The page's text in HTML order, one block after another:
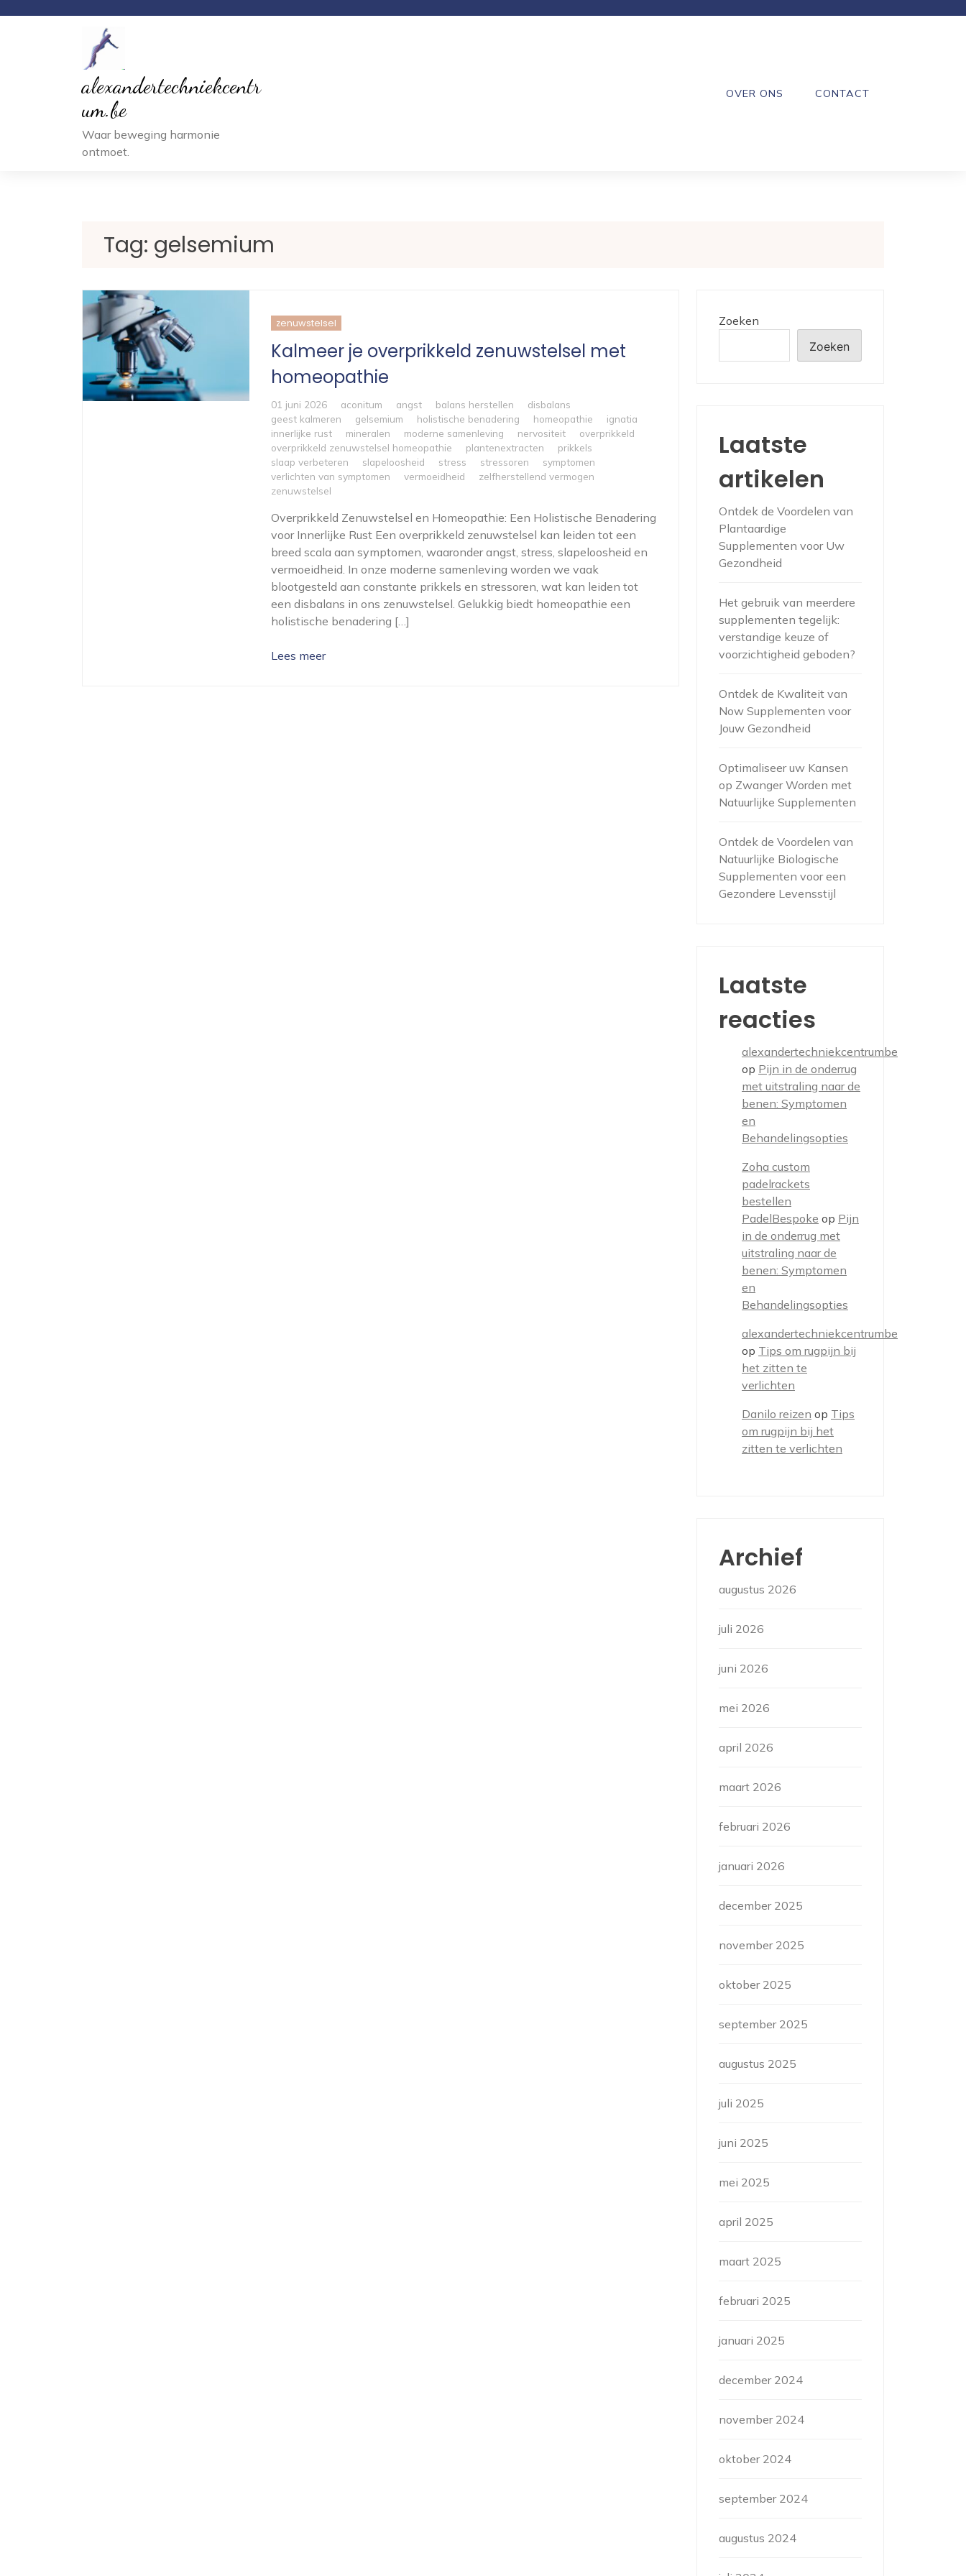
alexandertechniekcentr
um.be
Waar beweging harmonie
ontmoet.
OVER ONS CONTACT
Tag: gelsemium
zenuwstelsel
Kalmeer je overprikkeld zenuwstelsel met
homeopathie
01 juni 2026 aconitum angst balans herstellen
disbalans
geest kalmeren
gelsemium holistische benadering homeopathie
ignatia
innerlijke rust
mineralen moderne samenleving nervositeit
overprikkeld
overprikkeld zenuwstelsel homeopathie
plantenextracten
prikkels
slaap verbeteren
slapeloosheid stress stressoren
symptomen
verlichten van symptomen
vermoeidheid
zelfherstellend vermogen
zenuwstelsel
Overprikkeld Zenuwstelsel en Homeopathie: Een Holistische Benadering
voor Innerlijke Rust Een overprikkeld zenuwstelsel kan leiden tot een
breed scala aan symptomen, waaronder angst, stress, slapeloosheid en
vermoeidheid. In onze moderne samenleving worden we vaak
blootgesteld aan constante prikkels en stressoren, wat kan leiden tot
een disbalans in ons zenuwstelsel. Gelukkig biedt homeopathie een
holistische benadering […]
Lees meer
Zoeken
Zoeken
Laatste
artikelen
Ontdek de Voordelen van
Plantaardige
Supplementen voor Uw
Gezondheid
Het gebruik van meerdere
supplementen tegelijk:
verstandige keuze of
voorzichtigheid geboden?
Ontdek de Kwaliteit van
Now Supplementen voor
Jouw Gezondheid
Optimaliseer uw Kansen
op Zwanger Worden met
Natuurlijke Supplementen
Ontdek de Voordelen van
Natuurlijke Biologische
Supplementen voor een
Gezondere Levensstijl
Laatste
reacties
alexandertechniekcentrumbe
op Pijn in de onderrug
met uitstraling naar de
benen: Symptomen
en
Behandelingsopties
Zoha custom
padelrackets
bestellen
PadelBespoke op Pijn
in de onderrug met
uitstraling naar de
benen: Symptomen
en
Behandelingsopties
alexandertechniekcentrumbe
op Tips om rugpijn bij
het zitten te
verlichten
Danilo reizen op Tips
om rugpijn bij het
zitten te verlichten
Archief
augustus 2026
juli 2026
juni 2026
mei 2026
april 2026
maart 2026
februari 2026
januari 2026
december 2025
november 2025
oktober 2025
september 2025
augustus 2025
juli 2025
juni 2025
mei 2025
april 2025
maart 2025
februari 2025
januari 2025
december 2024
november 2024
oktober 2024
september 2024
augustus 2024